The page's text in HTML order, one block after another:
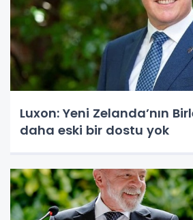
Luxon: Yeni Zelanda’nın
daha eski bir dostu yok